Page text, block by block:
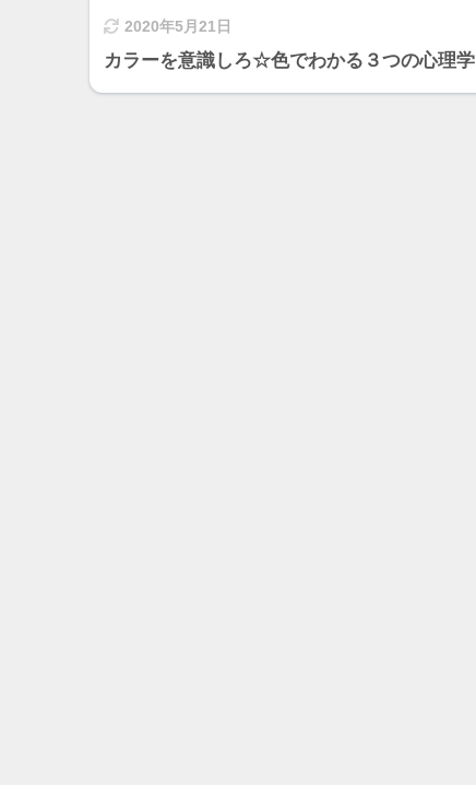
2020年5月21日
カラーを意識しろ☆色でわかる３つの心理学